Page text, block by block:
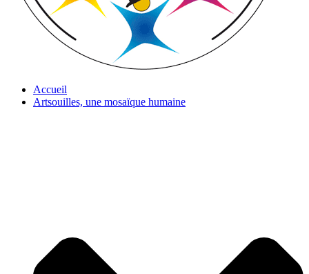
Accueil
Artsouilles, une mosaïque humaine